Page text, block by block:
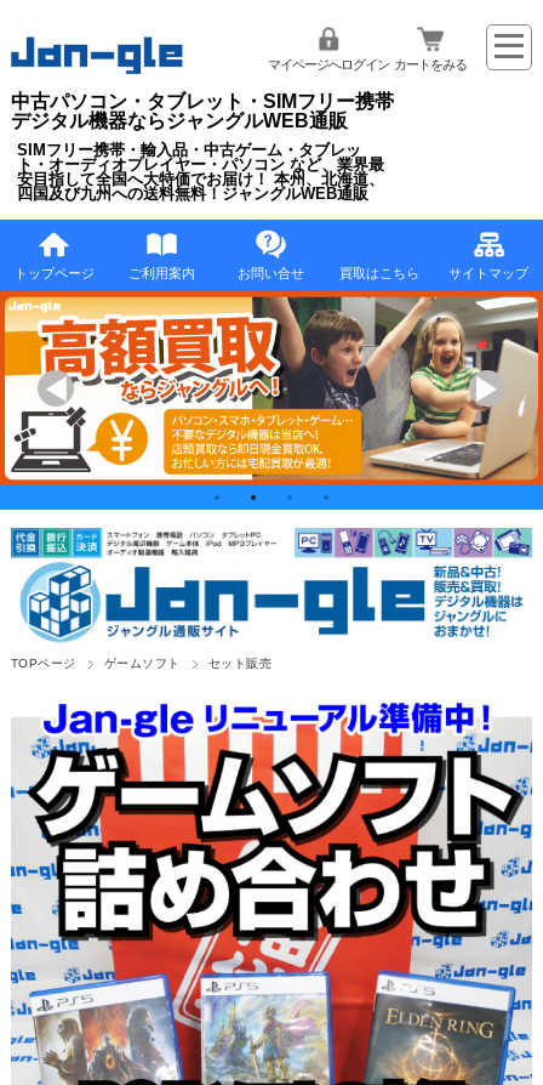
中古パソコン・タブレット・SIMフリー携帯
デジタル機器ならジャングルWEB通販
SIMフリー携帯・輸入品・中古ゲーム・タブレッ
ト・オーディオプレイヤー・パソコン など、業界最
安目指して全国へ大特価でお届け！ 本州、北海道、
四国及び九州への送料無料！ジャングルWEB通販
マイページへログイン カートをみる
トップページ ご利用案内 お問い合せ 買取はこちら サイトマップ
TOPページ ゲームソフト セット販売